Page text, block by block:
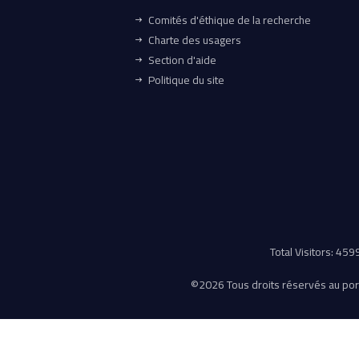
Comités d'éthique de la recherche
Charte des usagers
Section d'aide
Politique du site
Total Visitors:
©2026 Tous droits réservés au